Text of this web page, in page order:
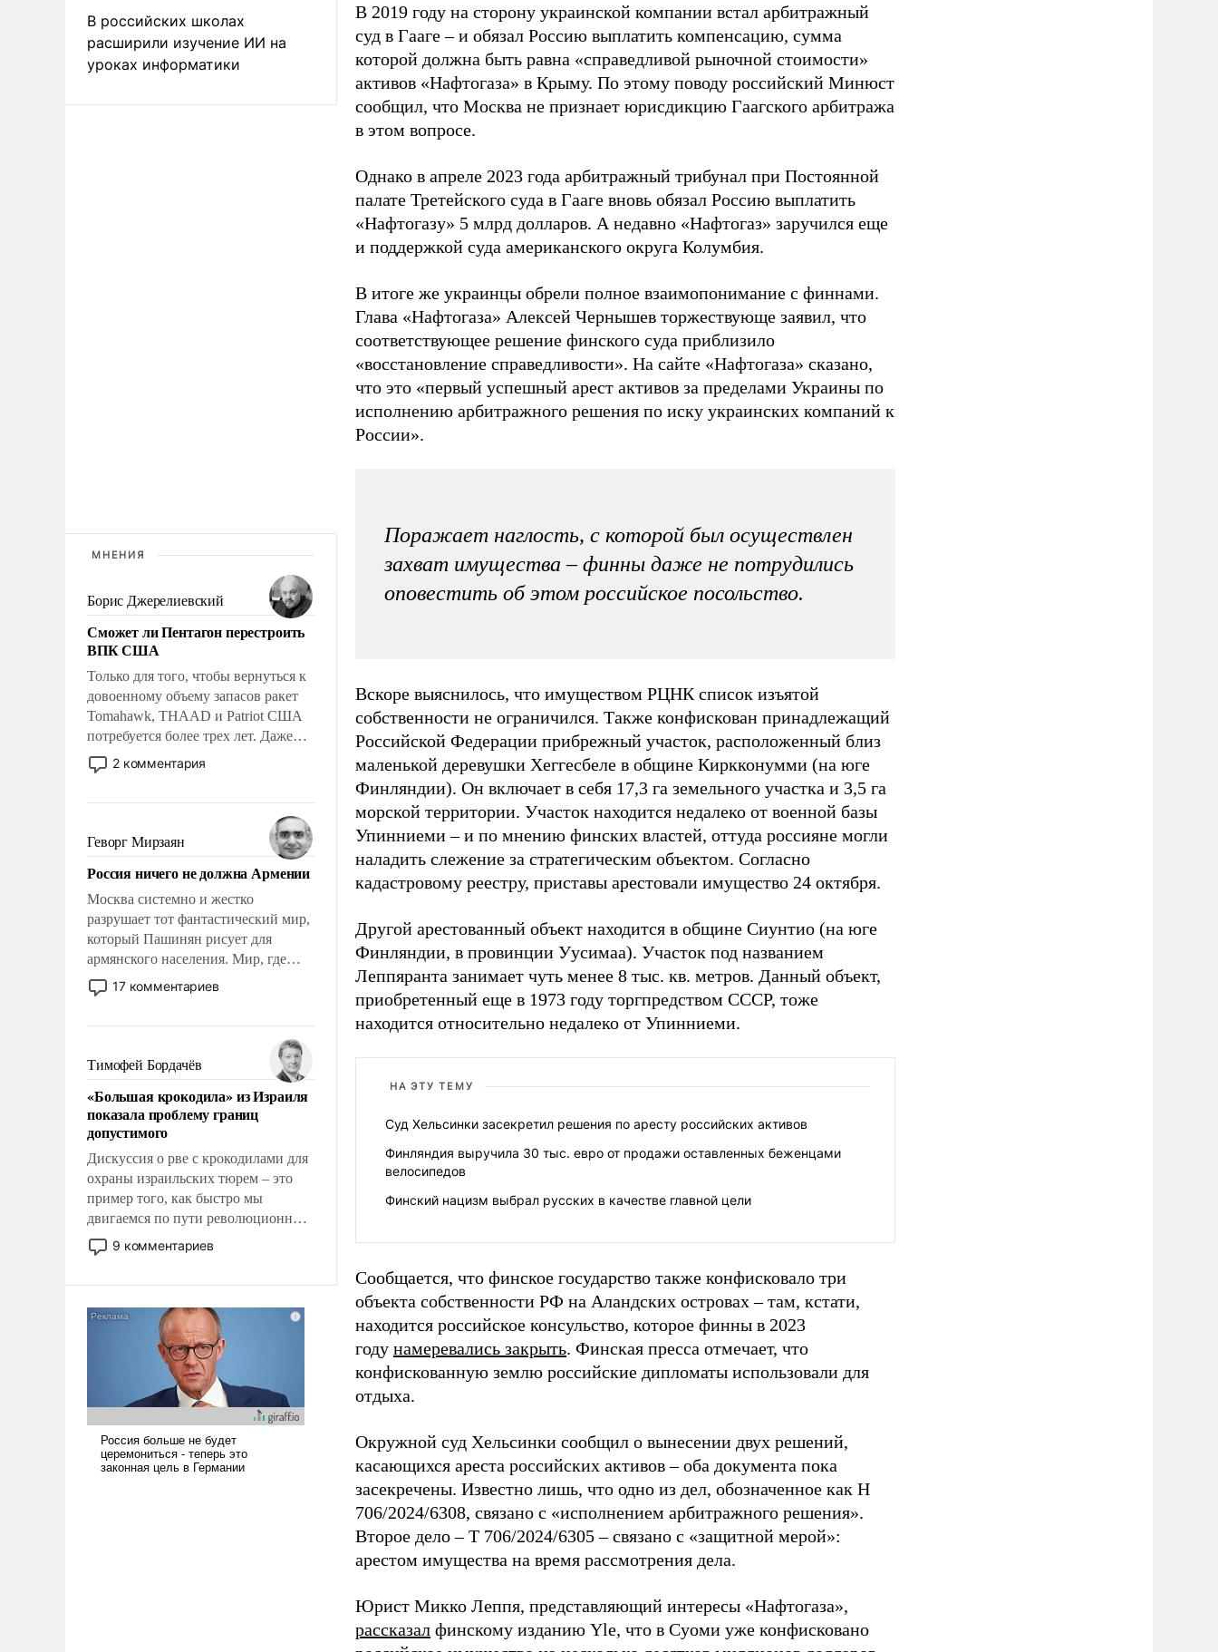
В российских школах
расширили изучение ИИ на
уроках информатики
МНЕНИЯ
Борис Джерелиевский
Сможет ли Пентагон перестроить
ВПК США
Только для того, чтобы вернуться к
довоенному объему запасов ракет
Tomahawk, THAAD и Patriot США
потребуется более трех лет. Даже
небольшая война с Ираном
опустошила американские
уязвимости США, например, перед
Китаем.
2 комментария
Геворг Мирзаян
Россия ничего не должна Армении
Москва системно и жестко
разрушает тот фантастический мир,
который Пашинян рисует для
армянского населения. Мир, где
политические прожекты будут
безусловно оплачиваться за счет
где Еревану за свои поступки не
нужно отвечать.
17 комментариев
Тимофей Бордачёв
«Большая крокодила» из Израиля
показала проблему границ
допустимого
Дискуссия о рве с крокодилами для
охраны израильских тюрем – это
пример того, как быстро мы
двигаемся по пути революционных
изменений. То, что несколько лет
назад было образом для
9 комментариев
В 2019 году на сторону украинской компании встал арбитражный
суд в Гааге – и обязал Россию выплатить компенсацию, сумма
которой должна быть равна «справедливой рыночной стоимости»
активов «Нафтогаза» в Крыму. По этому поводу российский Минюст
сообщил, что Москва не признает юрисдикцию Гаагского арбитража
в этом вопросе.
Однако в апреле 2023 года арбитражный трибунал при Постоянной
палате Третейского суда в Гааге вновь обязал Россию выплатить
«Нафтогазу» 5 млрд долларов. А недавно «Нафтогаз» заручился еще
и поддержкой суда американского округа Колумбия.
В итоге же украинцы обрели полное взаимопонимание с финнами.
Глава «Нафтогаза» Алексей Чернышев торжествующе заявил, что
соответствующее решение финского суда приблизило
«восстановление справедливости». На сайте «Нафтогаза» сказано,
что это «первый успешный арест активов за пределами Украины по
исполнению арбитражного решения по иску украинских компаний к
России».
Поражает наглость, с которой был осуществлен
захват имущества – финны даже не потрудились
оповестить об этом российское посольство.
Вскоре выяснилось, что имуществом РЦНК список изъятой
собственности не ограничился. Также конфискован принадлежащий
Российской Федерации прибрежный участок, расположенный близ
маленькой деревушки Хеггесбеле в общине Киркконумми (на юге
Финляндии). Он включает в себя 17,3 га земельного участка и 3,5 га
морской территории. Участок находится недалеко от военной базы
Упинниеми – и по мнению финских властей, оттуда россияне могли
наладить слежение за стратегическим объектом. Согласно
кадастровому реестру, приставы арестовали имущество 24 октября.
Другой арестованный объект находится в общине Сиунтио (на юге
Финляндии, в провинции Уусимаа). Участок под названием
Леппяранта занимает чуть менее 8 тыс. кв. метров. Данный объект,
приобретенный еще в 1973 году торгпредством СССР, тоже
находится относительно недалеко от Упинниеми.
НА ЭТУ ТЕМУ
Суд Хельсинки засекретил решения по аресту российских активов
Финляндия выручила 30 тыс. евро от продажи оставленных беженцами
велосипедов
Финский нацизм выбрал русских в качестве главной цели
Сообщается, что финское государство также конфисковало три
объекта собственности РФ на Аландских островах – там, кстати,
находится российское консульство, которое финны в 2023
году намеревались закрыть. Финская пресса отмечает, что
конфискованную землю российские дипломаты использовали для
отдыха.
Окружной суд Хельсинки сообщил о вынесении двух решений,
касающихся ареста российских активов – оба документа пока
засекречены. Известно лишь, что одно из дел, обозначенное как H
706/2024/6308, связано с «исполнением арбитражного решения».
Второе дело – T 706/2024/6305 – связано с «защитной мерой»:
арестом имущества на время рассмотрения дела.
Юрист Микко Леппя, представляющий интересы «Нафтогаза»,
рассказал финскому изданию Yle, что в Суоми уже конфисковано